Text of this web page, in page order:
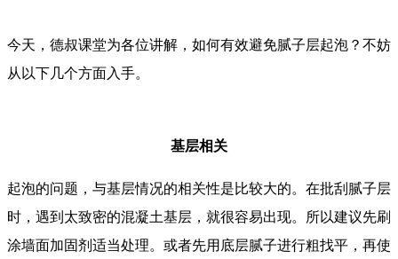
今天，德叔课堂为各位讲解，如何有效避免腻子层起泡？不妨
从以下几个方面入手。
基层相关
起泡的问题，与基层情况的相关性是比较大的。在批刮腻子层
时，遇到太致密的混凝土基层，就很容易出现。所以建议先刷
涂墙面加固剂适当处理。或者先用底层腻子进行粗找平，再使